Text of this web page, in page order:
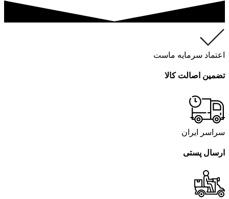
اعتماد سرمایه ماست
تضمین اصالت کالا
سراسر ایران
ارسال پستی